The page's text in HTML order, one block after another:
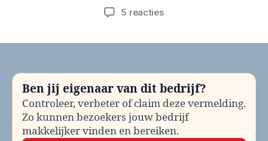
5 reactiesop
Ben jij eigenaar van dit bedrijf?
Controleer, verbeter of claim deze vermelding.
Zo kunnen bezoekers jouw bedrijf
makkelijker vinden en bereiken.